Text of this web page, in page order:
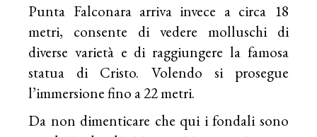
Punta Falconara arriva invece a circa 18
metri, consente di vedere molluschi di
diverse varietà e di raggiungere la famosa
statua di Cristo. Volendo si prosegue
l’immersione fino a 22 metri.
Da non dimenticare che qui i fondali sono